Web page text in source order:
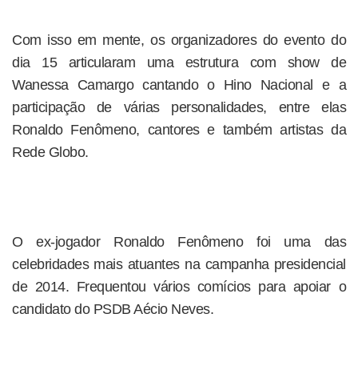
Com isso em mente, os organizadores do evento do
dia 15 articularam uma estrutura com show de
Wanessa Camargo cantando o Hino Nacional e a
participação de várias personalidades, entre elas
Ronaldo Fenômeno, cantores e também artistas da
Rede Globo.
O ex-jogador Ronaldo Fenômeno foi uma das
celebridades mais atuantes na campanha presidencial
de 2014. Frequentou vários comícios para apoiar o
candidato do PSDB Aécio Neves.